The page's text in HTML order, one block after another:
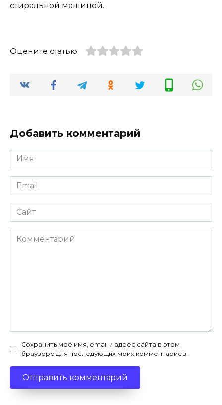
стиральной машиной.
Оцените статью
Добавить комментарий
Имя
*
Email
*
Сайт
Комментарий
Сохранить моё имя, email и адрес сайта в этом
браузере для последующих моих комментариев.